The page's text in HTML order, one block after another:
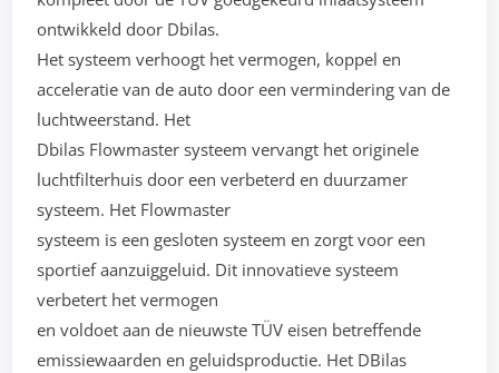
ontwikkeld door Dbilas.
Het systeem verhoogt het vermogen, koppel en
acceleratie van de auto door een vermindering van de
luchtweerstand. Het
Dbilas Flowmaster systeem vervangt het originele
luchtfilterhuis door een verbeterd en duurzamer
systeem. Het Flowmaster
systeem is een gesloten systeem en zorgt voor een
sportief aanzuiggeluid. Dit innovatieve systeem
verbetert het vermogen
en voldoet aan de nieuwste TÜV eisen betreffende
emissiewaarden en geluidsproductie. Het DBilas